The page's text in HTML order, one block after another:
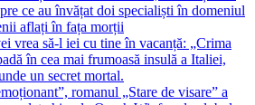
ce au învățat doi specialiști în domeniul
aflați în fața morții
vrea să-l iei cu tine în vacanță: „Crima
în cea mai frumoasă insulă a Italiei,
un secret mortal.
romanul „Stare de visare” a